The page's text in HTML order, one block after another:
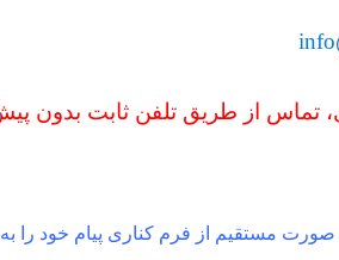
تماس از طریق تلفن ثابت بدون
مستقیم از فرم کناری پیام خود را